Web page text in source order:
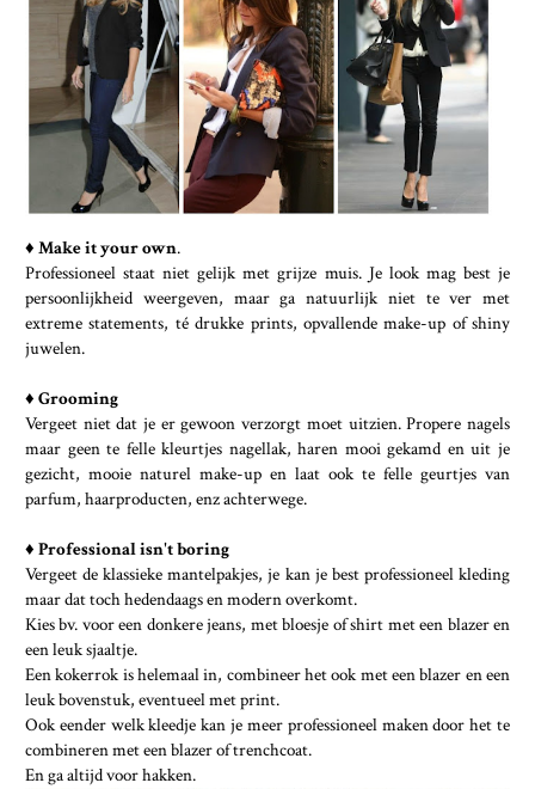
♦ Make it your own.
Professioneel staat niet gelijk met grijze muis. Je look mag best je
persoonlijkheid weergeven, maar ga natuurlijk niet te ver met
extreme statements, té drukke prints, opvallende make-up of shiny
juwelen.
♦ Grooming
Vergeet niet dat je er gewoon verzorgt moet uitzien. Propere nagels
maar geen te felle kleurtjes nagellak, haren mooi gekamd en uit je
gezicht, mooie naturel make-up en laat ook te felle geurtjes van
parfum, haarproducten, enz achterwege.
♦ Professional isn't boring
Vergeet de klassieke mantelpakjes, je kan je best professioneel kleding
maar dat toch hedendaags en modern overkomt.
Kies bv. voor een donkere jeans, met bloesje of shirt met een blazer en
een leuk sjaaltje.
Een kokerrok is helemaal in, combineer het ook met een blazer en een
leuk bovenstuk, eventueel met print.
Ook eender welk kleedje kan je meer professioneel maken door het te
combineren met een blazer of trenchcoat.
En ga altijd voor hakken.